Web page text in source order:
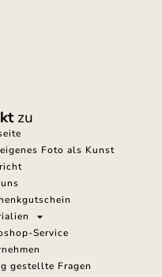
zu
Foto als Kunst
Service
gestellte Fragen